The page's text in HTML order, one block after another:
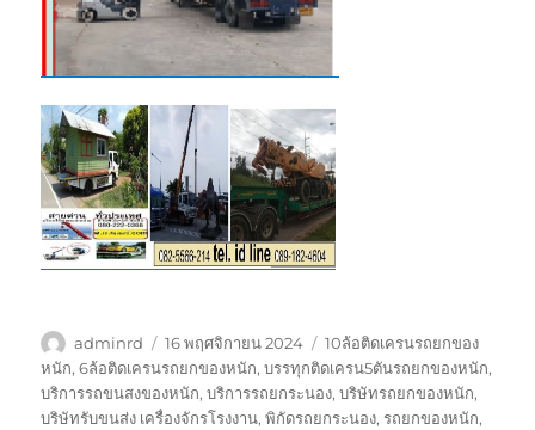
ผู้
เขียน
adminrd
เขียน
เมื่อ
16 พฤศจิกายน 2024
ป้าย
กำกับ
10ล้อติดเครนรถยกของ
หนัก,6ล้อติดเครนรถยกของหนัก,บรรทุกติดเครน5ตันรถยกของหนัก,
บริการรถขนสงของหนัก,บริการรถยกระนอง,บริษัทรถยกของหนัก,
บริษัทรับขนส่ง เครื่องจักรโรงงาน,พิกัดรถยกระนอง,รถยกของหนัก,